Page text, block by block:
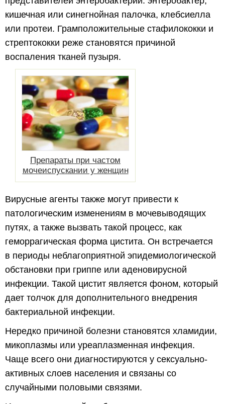
кишечная или синегнойная палочка, клебсиелла
или протеи. Грамположительные стафилококки и
стрептококки реже становятся причиной
воспаления тканей пузыря.
Препараты при частом
мочеиспускании у женщин
Вирусные агенты также могут привести к
патологическим изменениям в мочевыводящих
путях, а также вызвать такой процесс, как
геморрагическая форма цистита. Он встречается
в периоды неблагоприятной эпидемиологической
обстановки при гриппе или аденовирусной
инфекции. Такой цистит является фоном, который
дает толчок для дополнительного внедрения
бактериальной инфекции.
Нередко причиной болезни становятся хламидии,
микоплазмы или уреаплазменная инфекция.
Чаще всего они диагностируются у сексуально-
активных слоев населения и связаны со
случайными половыми связями.